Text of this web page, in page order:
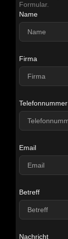
Formular.
Name
Firma
Telefonnummer
Email
Betreff
Nachricht